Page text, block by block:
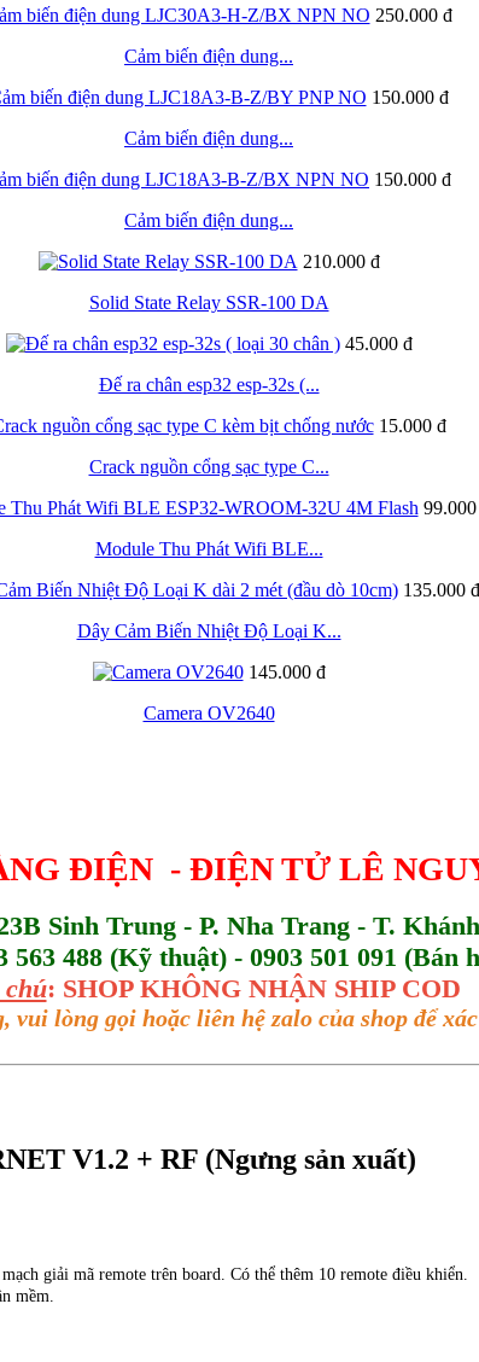
250.000 đ
Cảm biến điện dung...
150.000 đ
Cảm biến điện dung...
150.000 đ
Cảm biến điện dung...
210.000 đ
Solid State Relay SSR-100 DA
45.000 đ
Đế ra chân esp32 esp-32s (...
15.000 đ
Crack nguồn cổng sạc type C...
Module Thu Phát Wifi BLE...
135.000 đ
Dây Cảm Biến Nhiệt Độ Loại K...
145.000 đ
Camera OV2640
ĐIỆN - ĐIỆN TỬ LÊ
Sinh Trung - P. Nha Trang - T.
563 488 (Kỹ thuật) - 0903 501 091 (Bán
: SHOP KHÔNG NHẬN SHIP COD
lòng gọi hoặc liên hệ zalo của shop để
V1.2 + RF (Ngưng sản xuất)
giải mã remote trên board. Có thể thêm 10 remote điều khiển.
mềm.